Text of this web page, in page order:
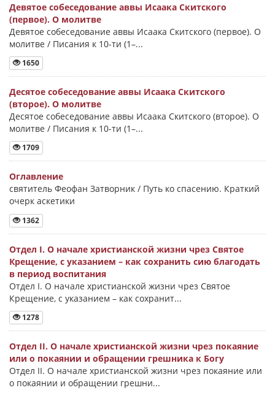
Девятое собеседование аввы Исаака Скитского
(первое). О молитве
Девятое собеседование аввы Исаака Скитского (первое). О
молитве / Писания к 10-ти (1–...
1650
Десятое собеседование аввы Исаака Скитского
(второе). О молитве
Десятое собеседование аввы Исаака Скитского (второе). О
молитве / Писания к 10-ти (1–...
1709
Оглавление
святитель Феофан Затворник / Путь ко спасению. Краткий
очерк аскетики
1362
Отдел I. О начале христианской жизни чрез Святое
Крещение, с указанием – как сохранить сию благодать
в период воспитания
Отдел I. О начале христианской жизни чрез Святое
Крещение, с указанием – как сохранит...
1278
Отдел II. О начале христианской жизни чрез покаяние
или о покаянии и обращении грешника к Богу
Отдел II. О начале христианской жизни чрез покаяние или
о покаянии и обращении грешни...